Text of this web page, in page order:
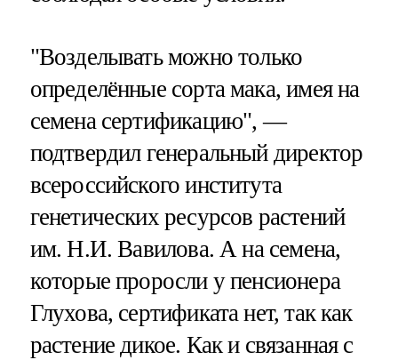
"Возделывать можно только
определённые сорта мака, имея на
семена сертификацию", —
подтвердил генеральный директор
всероссийского института
генетических ресурсов растений
им. Н.И. Вавилова. А на семена,
которые проросли у пенсионера
Глухова, сертификата нет, так как
растение дикое. Как и связанная с